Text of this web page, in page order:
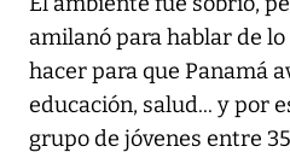
amilanó para hablar de
hacer para que Panamá
educación, salud... y por
grupo de jóvenes entre